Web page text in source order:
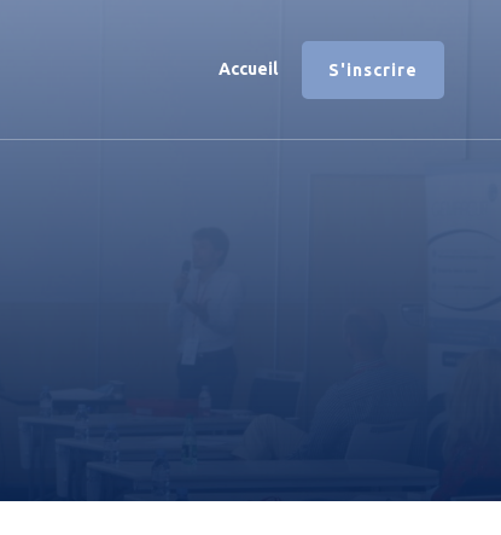
Accueil S'inscrire